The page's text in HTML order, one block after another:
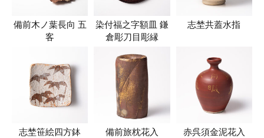
備前木ノ葉長向 五
客
染付福之字額皿 鎌
倉彫刀目彫縁
志埜共蓋水指
志埜笹絵四方鉢 備前旅枕花入 赤呉須金泥花入